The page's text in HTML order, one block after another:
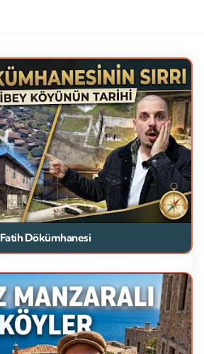
Fatih Dökümhanesi